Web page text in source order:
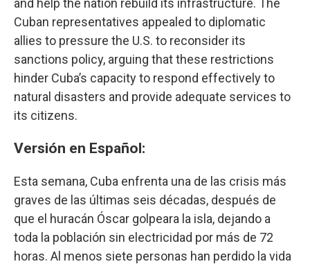
and help the nation rebuild its infrastructure. The
Cuban representatives appealed to diplomatic
allies to pressure the U.S. to reconsider its
sanctions policy, arguing that these restrictions
hinder Cuba’s capacity to respond effectively to
natural disasters and provide adequate services to
its citizens.
Versión en Español:
Esta semana, Cuba enfrenta una de las crisis más
graves de las últimas seis décadas, después de
que el huracán Óscar golpeara la isla, dejando a
toda la población sin electricidad por más de 72
horas. Al menos siete personas han perdido la vida